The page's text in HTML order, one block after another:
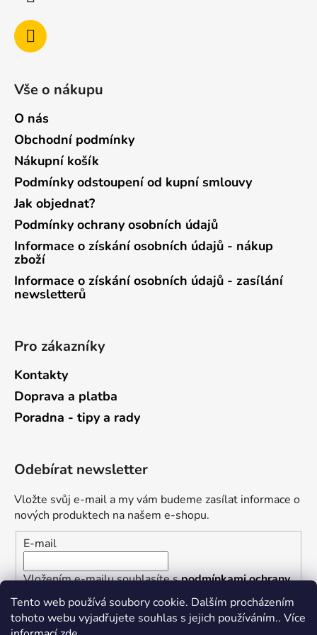
Tento web používá soubory cookie. Dalším procházením
tohoto webu vyjadřujete souhlas s jejich používáním.. Více
Vše o nákupu
O nás
Obchodní podmínky
Nákupní košík
Podmínky odstoupení od kupní smlouvy
Jak objednat?
Podmínky ochrany osobních údajů
Informace o získání osobních údajů - nákup
zboží
Informace o získání osobních údajů - zasílání
newsletterů
Pro zákazníky
Kontakty
Doprava a platba
Poradna - tipy a rady
Odebírat newsletter
Vložte svůj e-mail a my vám budeme zasílat informace o
nových produktech na našem e-shopu.
E-mail
Vložením e-mailu souhlasíte spodmínkami ochrany
osobních údajů
PŘIHLÁSIT SE